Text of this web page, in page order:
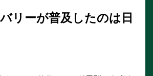
リーが普及したのは日